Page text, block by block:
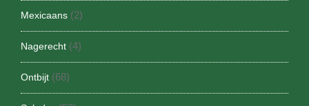
Mexicaans (2)
Nagerecht (4)
Ontbijt (68)